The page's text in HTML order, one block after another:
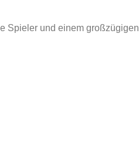
Spieler und einem großzügigen